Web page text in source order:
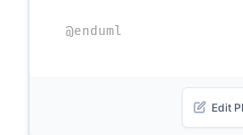
@enduml
Edit